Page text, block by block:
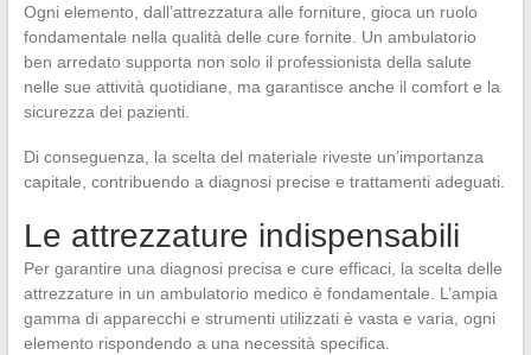
Ogni elemento, dall’attrezzatura alle forniture, gioca un ruolo
fondamentale nella qualità delle cure fornite. Un ambulatorio
ben arredato supporta non solo il professionista della salute
nelle sue attività quotidiane, ma garantisce anche il comfort e la
sicurezza dei pazienti.
Di conseguenza, la scelta del materiale riveste un’importanza
capitale, contribuendo a diagnosi precise e trattamenti adeguati.
Le attrezzature indispensabili
Per garantire una diagnosi precisa e cure efficaci, la scelta delle
attrezzature in un ambulatorio medico è fondamentale. L’ampia
gamma di apparecchi e strumenti utilizzati è vasta e varia, ogni
elemento rispondendo a una necessità specifica.